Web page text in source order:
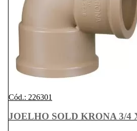
Cód.: 226301
JOELHO SOLD KRONA 3/4